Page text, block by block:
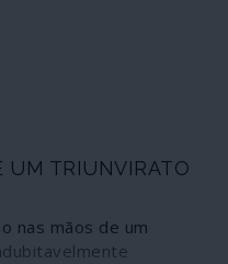
UM TRIUNVIRATO
nas mãos de um